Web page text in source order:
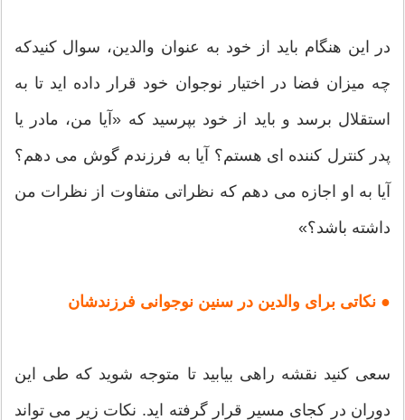
در این هنگام باید از خود به عنوان والدین، سوال کنیدکه
چه میزان فضا در اختیار نوجوان خود قرار داده اید تا به
استقلال برسد و باید از خود بپرسید که «آیا من، مادر یا
پدر کنترل کننده ای هستم؟ آیا به فرزندم گوش می دهم؟
آیا به او اجازه می دهم که نظراتی متفاوت از نظرات من
داشته باشد؟»
● نکاتی برای والدین در سنین نوجوانی فرزندشان
سعی کنید نقشه راهی بیابید تا متوجه شوید که طی این
دوران در کجای مسیر قرار گرفته اید. نکات زیر می تواند